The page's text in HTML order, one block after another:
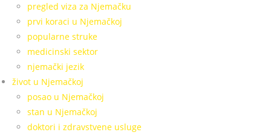
pregled viza za Njemačku
prvi koraci u Njemačkoj
popularne struke
medicinski sektor
njemački jezik
život u Njemačkoj
posao u Njemačkoj
stan u Njemačkoj
doktori i zdravstvene usluge